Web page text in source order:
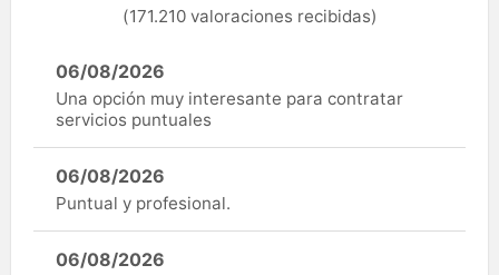
(171.210 valoraciones recibidas)
06/08/2026
Una opción muy interesante para contratar
servicios puntuales
06/08/2026
Puntual y profesional.
06/08/2026